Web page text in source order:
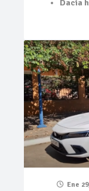
Dacia
Ene